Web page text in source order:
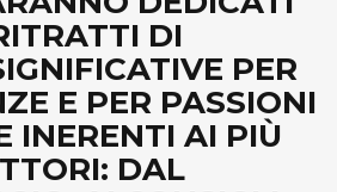
DI
PER
E PER PASSIONI
INERENTI AI PIÙ
DAL